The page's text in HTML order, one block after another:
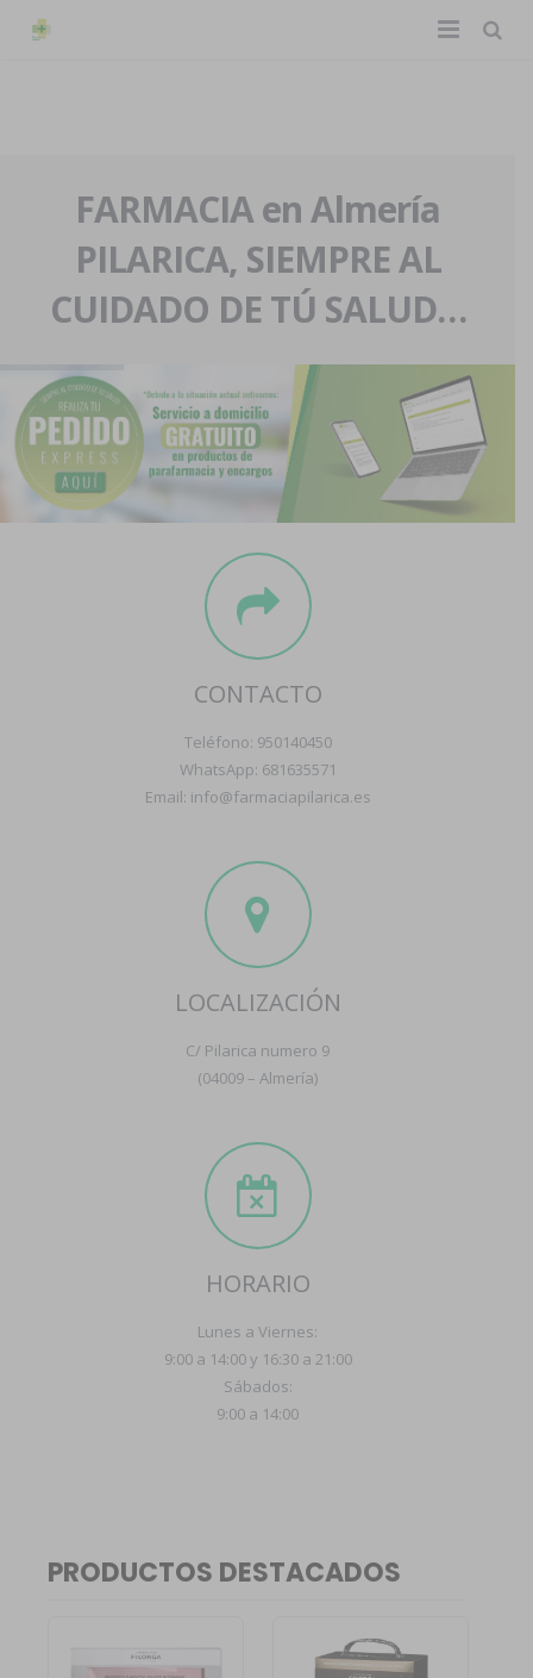
La farmacia
Nuestra historia
Nuestro equipo
Eventos
Servicios y reservas
Pedidos express
Blog
Contacto
Boletín
FARMACIA en Almería
PILARICA, SIEMPRE AL
CUIDADO DE TÚ SALUD…
CONTACTO
Teléfono: 950140450
WhatsApp: 681635571
Email: info@farmaciapilarica.es
LOCALIZACIÓN
C/ Pilarica numero 9
(04009 – Almería)
HORARIO
Lunes a Viernes:
9:00 a 14:00 y 16:30 a 21:00
Sábados:
9:00 a 14:00